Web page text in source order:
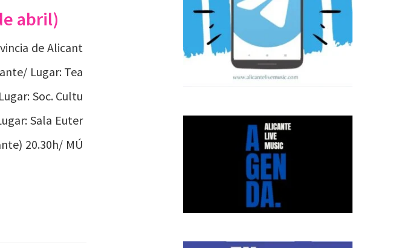
abril)
de Alicant
Lugar: Tea
Soc. Cultu
Sala Euter
20.30h/ MÚ